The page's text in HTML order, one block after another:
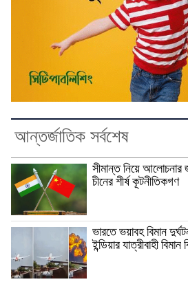
আন্তর্জাতিক সর্বশেষ
সীমান্ত নিয়ে
চীনের শীর্ষ কূটনীতিকগণ
ভারতে ভয়াবহ বিমান
ইন্ডিয়ার যাত্রীবাহী